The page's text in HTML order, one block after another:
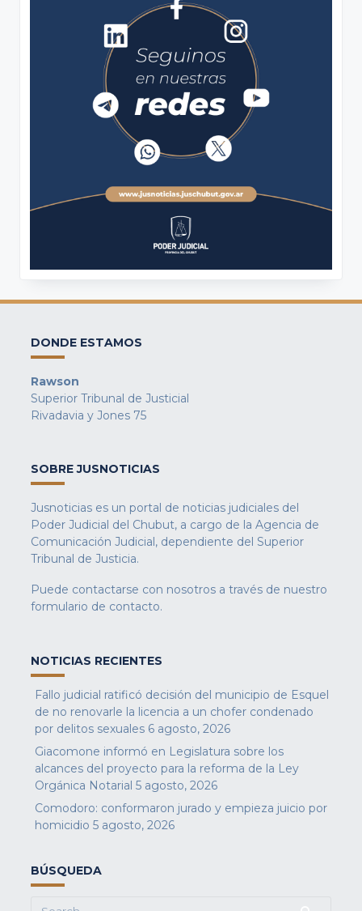
DONDE ESTAMOS
Rawson
Superior Tribunal de Justicial
Rivadavia y Jones 75
SOBRE JUSNOTICIAS
Jusnoticias es un portal de noticias judiciales del
Poder Judicial del Chubut, a cargo de la Agencia de
Comunicación Judicial, dependiente del Superior
Tribunal de Justicia.
Puede contactarse con nosotros a través de nuestro
formulario de contacto.
NOTICIAS RECIENTES
Fallo judicial ratificó decisión del municipio de Esquel
de no renovarle la licencia a un chofer condenado
por delitos sexuales 6 agosto, 2026
Giacomone informó en Legislatura sobre los
alcances del proyecto para la reforma de la Ley
Orgánica Notarial 5 agosto, 2026
Comodoro: conformaron jurado y empieza juicio por
homicidio 5 agosto, 2026
BÚSQUEDA